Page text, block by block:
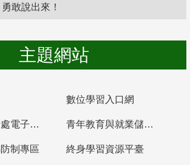
敢說出來！
主題網站
數位學習入口網
教育部統計處電子書櫃 青年教育與就業儲蓄帳戶
制專區 終身學習資源平臺